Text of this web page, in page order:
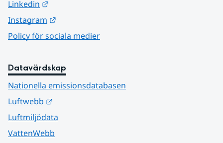
Linkedin
Instagram
Policy för sociala medier
Datavärdskap
Nationella emissionsdatabasen
Luftwebb
Luftmiljödata
VattenWebb